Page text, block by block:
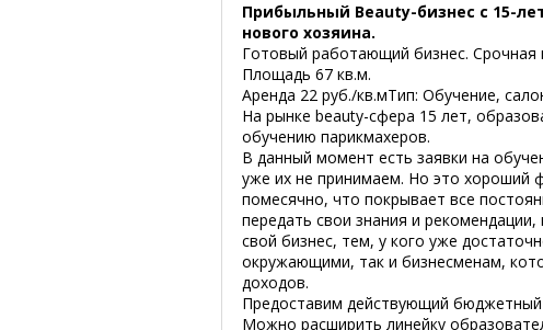
Прибыльный Beauty-бизнес с 15-
нового хозяина.
Готовый работающий бизнес. Срочная
Площадь 67 кв.м.
Аренда 22 руб./кв.мТип: Обучение,
На рынке beauty-сфера 15 лет,
обучению парикмахеров.
В данный момент есть заявки на
уже их не принимаем. Но это хороший
помесячно, что покрывает все
передать свои знания и
свой бизнес, тем, у кого уже
окружающими, так и бизнесменам,
доходов.
Предоставим действующий
Можно расширить линейку